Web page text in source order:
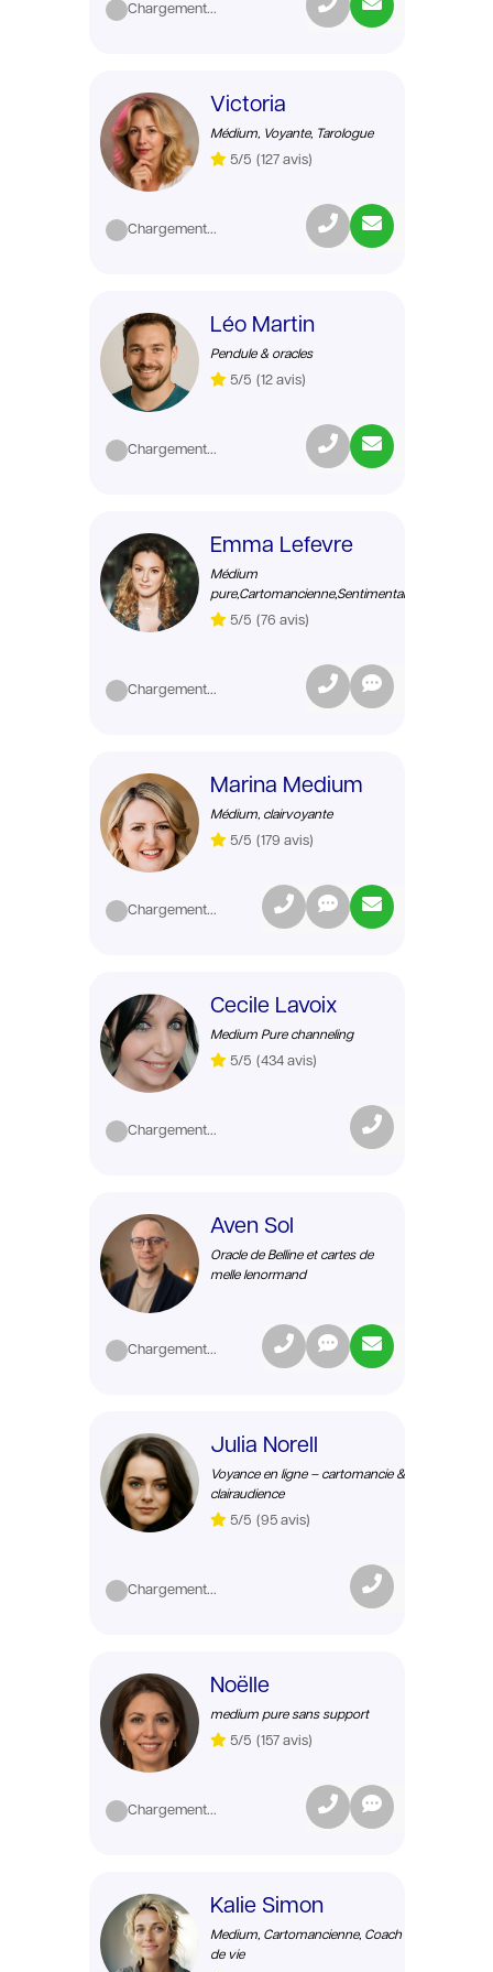
Chargement...
Victoria
Médium, Voyante, Tarologue
5/5 (127 avis)
Chargement...
Léo Martin
Pendule & oracles
5/5 (12 avis)
Chargement...
Emma Lefevre
Médium
pure,Cartomancienne,Sentimental
5/5 (76 avis)
Chargement...
Marina Medium
Médium, clairvoyante
5/5 (179 avis)
Chargement...
Cecile Lavoix
Medium Pure channeling
5/5 (434 avis)
Chargement...
Aven Sol
Oracle de Belline et cartes de
melle lenormand
Chargement...
Julia Norell
Voyance en ligne – cartomancie &
clairaudience
5/5 (95 avis)
Chargement...
Noëlle
medium pure sans support
5/5 (157 avis)
Chargement...
Kalie Simon
Medium, Cartomancienne, Coach
de vie